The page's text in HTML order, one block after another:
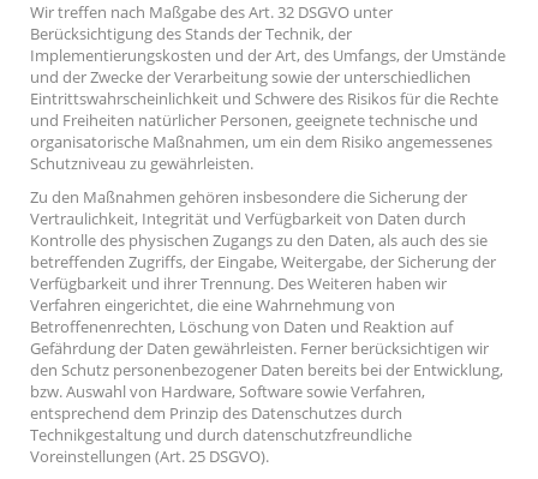
Wir treffen nach Maßgabe des Art. 32 DSGVO unter
Berücksichtigung des Stands der Technik, der
Implementierungskosten und der Art, des Umfangs, der Umstände
und der Zwecke der Verarbeitung sowie der unterschiedlichen
Eintrittswahrscheinlichkeit und Schwere des Risikos für die Rechte
und Freiheiten natürlicher Personen, geeignete technische und
organisatorische Maßnahmen, um ein dem Risiko angemessenes
Schutzniveau zu gewährleisten.
Zu den Maßnahmen gehören insbesondere die Sicherung der
Vertraulichkeit, Integrität und Verfügbarkeit von Daten durch
Kontrolle des physischen Zugangs zu den Daten, als auch des sie
betreffenden Zugriffs, der Eingabe, Weitergabe, der Sicherung der
Verfügbarkeit und ihrer Trennung. Des Weiteren haben wir
Verfahren eingerichtet, die eine Wahrnehmung von
Betroffenenrechten, Löschung von Daten und Reaktion auf
Gefährdung der Daten gewährleisten. Ferner berücksichtigen wir
den Schutz personenbezogener Daten bereits bei der Entwicklung,
bzw. Auswahl von Hardware, Software sowie Verfahren,
entsprechend dem Prinzip des Datenschutzes durch
Technikgestaltung und durch datenschutzfreundliche
Voreinstellungen (Art. 25 DSGVO).